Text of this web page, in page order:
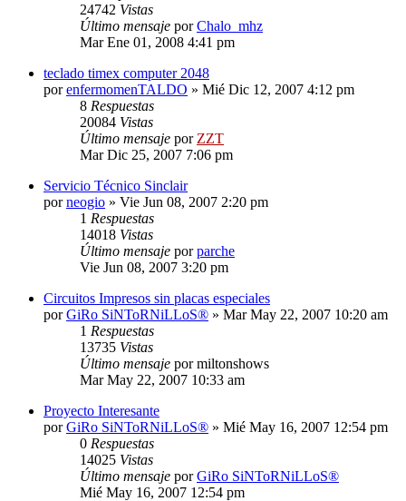
24742 Vistas
Último mensaje porChalo_mhz
Mar Ene 01, 2008 4:41 pm
teclado timex computer 2048
porenfermomenTALDO » Mié Dic 12, 2007 4:12 pm
8 Respuestas
20084 Vistas
Último mensaje por ZZT
Mar Dic 25, 2007 7:06 pm
Servicio Técnico Sinclair
porneogio » Vie Jun 08, 2007 2:20 pm
1 Respuestas
14018 Vistas
Último mensaje porparche
Vie Jun 08, 2007 3:20 pm
Circuitos Impresos sin placas especiales
porGiRo SiNToRNiLLoS® » Mar May 22, 2007 10:20 am
1 Respuestas
13735 Vistas
Último mensaje pormiltonshows
Mar May 22, 2007 10:33 am
Proyecto Interesante
porGiRo SiNToRNiLLoS® » Mié May 16, 2007 12:54 pm
0 Respuestas
14025 Vistas
Último mensaje porGiRo SiNToRNiLLoS®
Mié May 16, 2007 12:54 pm